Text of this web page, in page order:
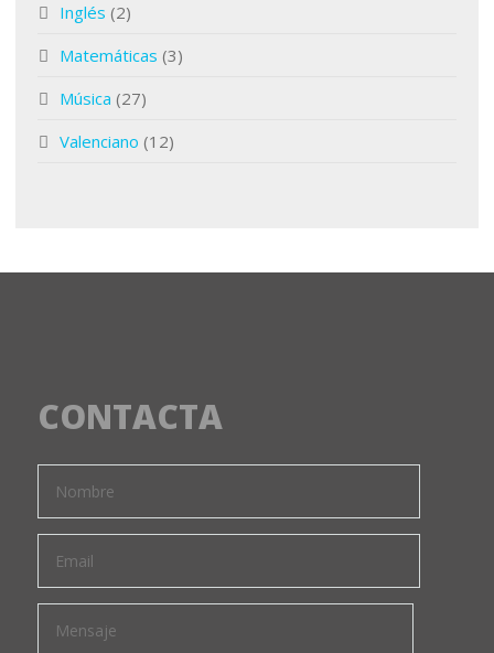
Inglés (2)
Matemáticas (3)
Música (27)
Valenciano (12)
CONTACTA